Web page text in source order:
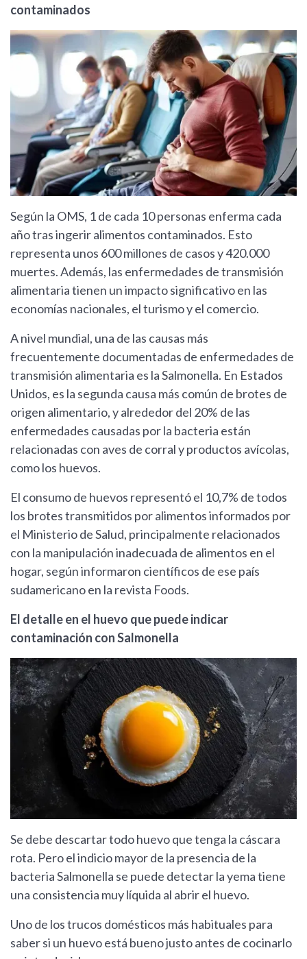
contaminados
Según la OMS, 1 de cada 10 personas enferma cada
año tras ingerir alimentos contaminados. Esto
representa unos 600 millones de casos y 420.000
muertes. Además, las enfermedades de transmisión
alimentaria tienen un impacto significativo en las
economías nacionales, el turismo y el comercio.
A nivel mundial, una de las causas más
frecuentemente documentadas de enfermedades de
transmisión alimentaria es la Salmonella. En Estados
Unidos, es la segunda causa más común de brotes de
origen alimentario, y alrededor del 20% de las
enfermedades causadas por la bacteria están
relacionadas con aves de corral y productos avícolas,
como los huevos.
El consumo de huevos representó el 10,7% de todos
los brotes transmitidos por alimentos informados por
el Ministerio de Salud, principalmente relacionados
con la manipulación inadecuada de alimentos en el
hogar, según informaron científicos de ese país
sudamericano en la revista Foods.
El detalle en el huevo que puede indicar
contaminación con Salmonella
Se debe descartar todo huevo que tenga la cáscara
rota. Pero el indicio mayor de la presencia de la
bacteria Salmonella se puede detectar la yema tiene
una consistencia muy líquida al abrir el huevo.
Uno de los trucos domésticos más habituales para
saber si un huevo está bueno justo antes de cocinarlo